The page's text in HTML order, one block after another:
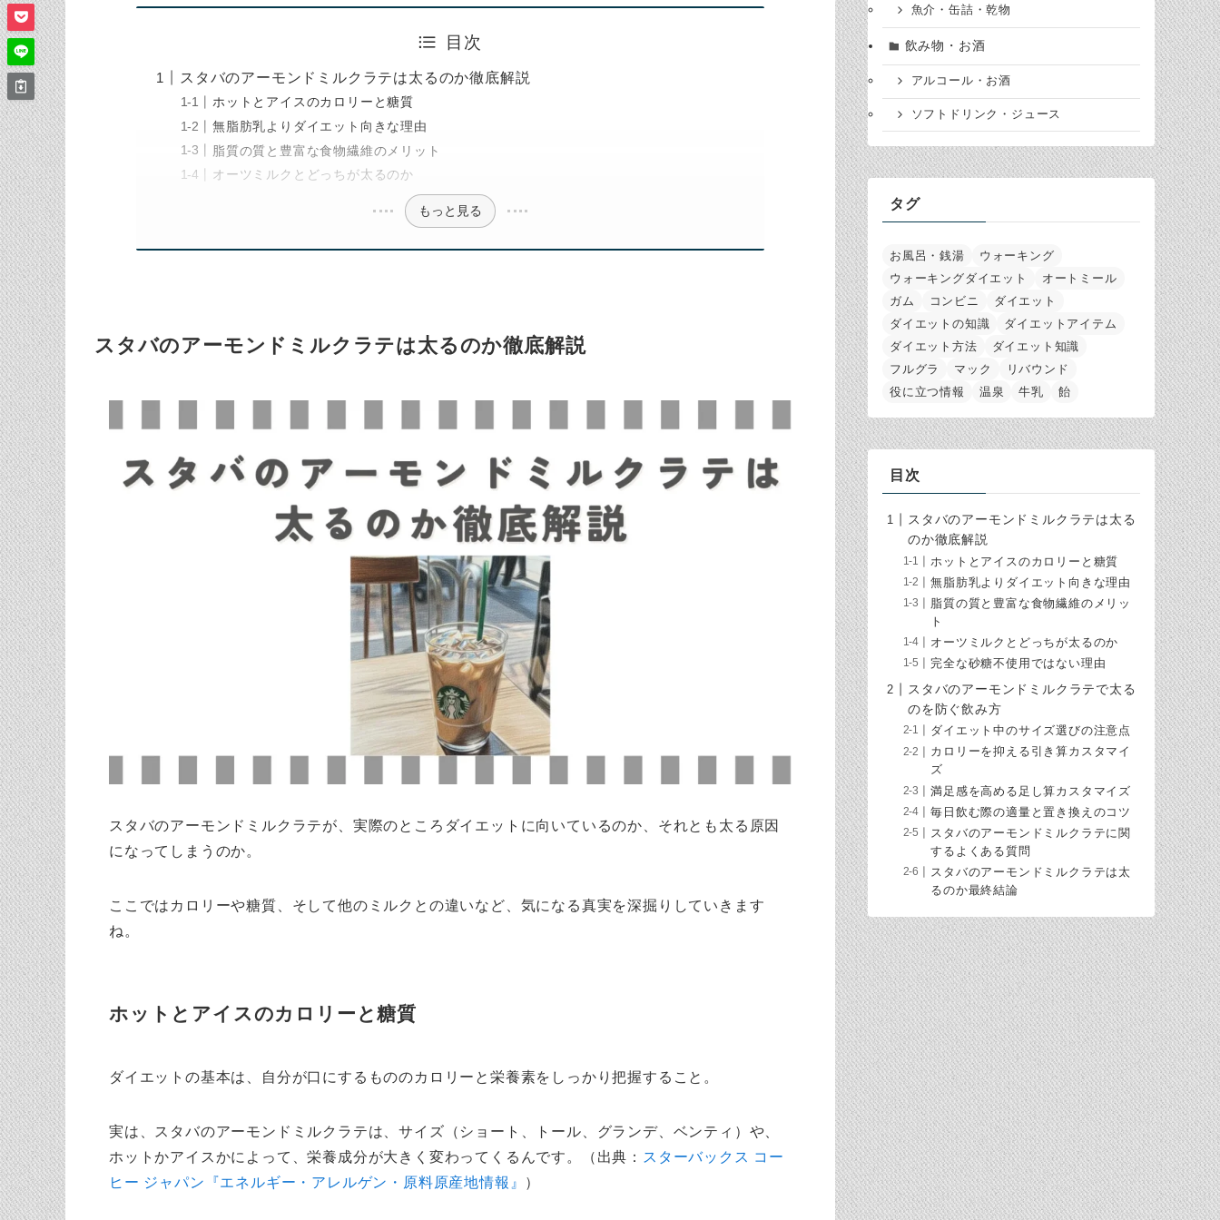
目次
スタバのアーモンドミルクラテは太るのか徹底解説
ホットとアイスのカロリーと糖質
無脂肪乳よりダイエット向きな理由
脂質の質と豊富な食物繊維のメリット
オーツミルクとどっちが太るのか
もっと見る
スタバのアーモンドミルクラテは太るのか徹底解説
スタバのアーモンドミルクラテが、実際のところダイエットに向いているのか、それとも太る原因
になってしまうのか。
ここではカロリーや糖質、そして他のミルクとの違いなど、気になる真実を深掘りしていきます
ね。
ホットとアイスのカロリーと糖質
ダイエットの基本は、自分が口にするもののカロリーと栄養素をしっかり把握すること。
実は、スタバのアーモンドミルクラテは、サイズ（ショート、トール、グランデ、ベンティ）や、
ホットかアイスかによって、栄養成分が大きく変わってくるんです。（出典： スターバックス コー
ヒー ジャパン『エネルギー・アレルゲン・原料原産地情報』 ）
魚介・缶詰・乾物
飲み物・お酒
アルコール・お酒
ソフトドリンク・ジュース
タグ
お風呂・銭湯
ウォーキング
ウォーキングダイエット
オートミール
ガム
コンビニ
ダイエット
ダイエットの知識
ダイエットアイテム
ダイエット方法
ダイエット知識
フルグラ
マック
リバウンド
役に立つ情報
温泉 牛乳 飴
目次
スタバのアーモンドミルクラテは太る
のか徹底解説
ホットとアイスのカロリーと糖質
無脂肪乳よりダイエット向きな理由
脂質の質と豊富な食物繊維のメリッ
ト
オーツミルクとどっちが太るのか
完全な砂糖不使用ではない理由
スタバのアーモンドミルクラテで太る
のを防ぐ飲み方
ダイエット中のサイズ選びの注意点
カロリーを抑える引き算カスタマイ
ズ
満足感を高める足し算カスタマイズ
毎日飲む際の適量と置き換えのコツ
スタバのアーモンドミルクラテに関
するよくある質問
スタバのアーモンドミルクラテは太
るのか最終結論